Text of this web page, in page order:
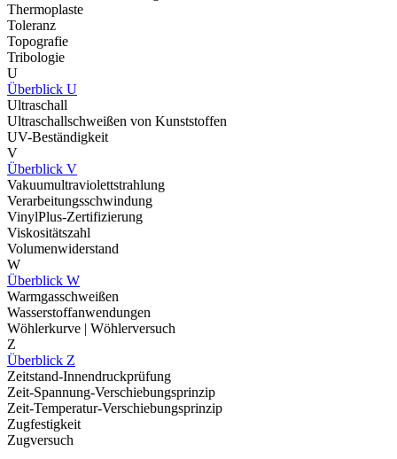
Thermoplaste
Toleranz
Topografie
Tribologie
U
Überblick U
Ultraschall
Ultraschallschweißen von Kunststoffen
UV-Beständigkeit
V
Überblick V
Vakuumultraviolettstrahlung
Verarbeitungsschwindung
VinylPlus-Zertifizierung
Viskositätszahl
Volumenwiderstand
W
Überblick W
Warmgasschweißen
Wasserstoffanwendungen
Wöhlerkurve | Wöhlerversuch
Z
Überblick Z
Zeitstand-Innendruckprüfung
Zeit-Spannung-Verschiebungsprinzip
Zeit-Temperatur-Verschiebungsprinzip
Zugfestigkeit
Zugversuch